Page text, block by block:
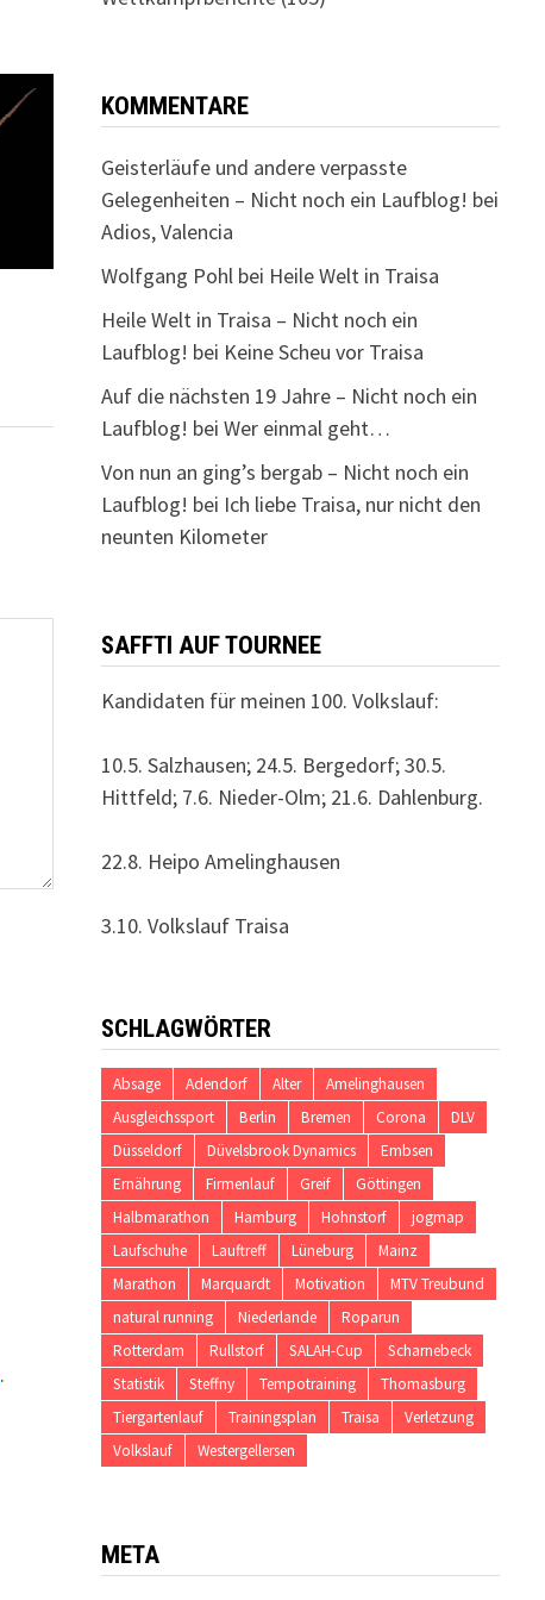
.
KOMMENTARE
Geisterläufe und andere verpasste
Gelegenheiten – Nicht noch ein Laufblog! bei
Adios, Valencia
Wolfgang Pohlbei Heile Welt in Traisa
Heile Welt in Traisa – Nicht noch ein
Laufblog! bei Keine Scheu vor Traisa
Auf die nächsten 19 Jahre – Nicht noch ein
Laufblog! bei Wer einmal geht…
Von nun an ging’s bergab – Nicht noch ein
Laufblog! bei Ich liebe Traisa, nur nicht den
neunten Kilometer
SAFFTI AUF TOURNEE
Kandidaten für meinen 100. Volkslauf:
10.5. Salzhausen; 24.5. Bergedorf; 30.5.
Hittfeld; 7.6. Nieder-Olm; 21.6. Dahlenburg.
22.8. Heipo Amelinghausen
3.10. Volkslauf Traisa
SCHLAGWÖRTER
Absage Adendorf Alter
Amelinghausen
Ausgleichssport
Berlin Bremen Corona
DLV
Düsseldorf
Düvelsbrook Dynamics
Embsen
Ernährung
Firmenlauf Greif
Göttingen
Halbmarathon
Hamburg Hohnstorf
jogmap
Laufschuhe
Lauftreff Lüneburg
Mainz
Marathon
Marquardt Motivation
MTV Treubund
natural running
Niederlande
Roparun
Rotterdam
Rullstorf SALAH-Cup
Scharnebeck
Statistik
Steffny Tempotraining
Thomasburg
Tiergartenlauf
Trainingsplan Traisa
Verletzung
Volkslauf
Westergellersen
META